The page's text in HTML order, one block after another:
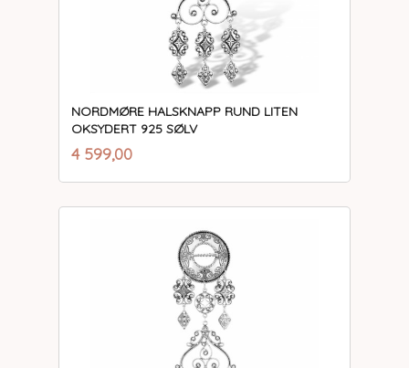
NORDMØRE HALSKNAPP RUND LITEN
OKSYDERT 925 SØLV
Pris
4 599,00mva.